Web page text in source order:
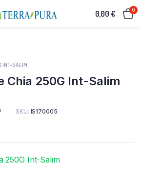
0,00€ 0
INT-SALIM
Chia 250G Int-Salim
SKU: IS170005